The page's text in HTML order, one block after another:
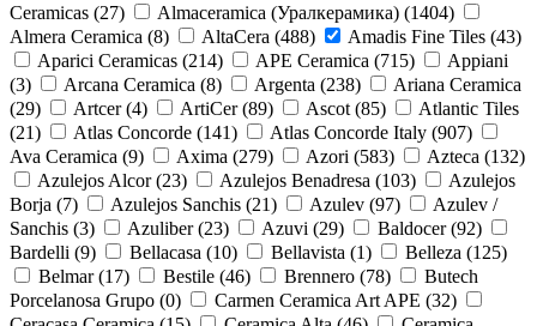
Ceramicas (27) Almaceramica (Уралкерамика) (1404)
Almera Ceramica (8) AltaCera (488) Amadis Fine Tiles (43)
Aparici Ceramicas (214) APE Ceramica (715)
Appiani
(3) Arcana Ceramica (8) Argenta (238)
Ariana Ceramica
(29) Artcer (4) ArtiCer (89) Ascot (85)
Atlantic Tiles
(21) Atlas Concorde (141) Atlas Concorde Italy (907)
Ava Ceramica (9) Axima (279) Azori (583) Azteca (132)
Azulejos Alcor (23) Azulejos Benadresa (103)
Azulejos
Borja (7) Azulejos Sanchis (21) Azulev (97)
Azulev /
Sanchis (3) Azuliber (23) Azuvi (29) Baldocer (92)
Bardelli (9) Bellacasa (10) Bellavista (1) Belleza (125)
Belmar (17) Bestile (46) Brennero (78)
Butech
Porcelanosa Grupo (0) Carmen Ceramica Art APE (32)